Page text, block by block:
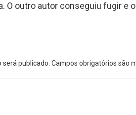
O outro autor conseguiu fugir e
publicado. Campos obrigatórios são